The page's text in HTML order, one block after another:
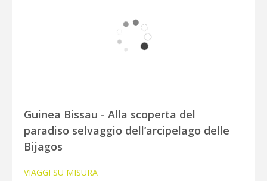
Guinea Bissau - Alla scoperta del
paradiso selvaggio dell’arcipelago delle
Bijagos
VIAGGI SU MISURA